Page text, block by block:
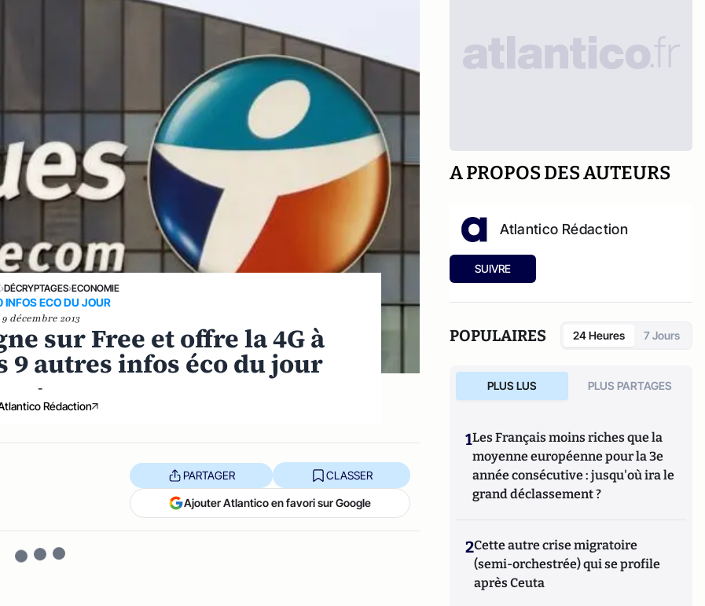
›DÉCRYPTAGES›ECONOMIE
INFOS ECO DU JOUR
9 décembre 2013
sur Free et offre la 4G à
9 autres infos éco du jour
-
Rédaction
PARTAGER CLASSER
Ajouter Atlantico en favori sur Google
A PROPOS DES AUTEURS
Atlantico Rédaction
SUIVRE
POPULAIRES 24 Heures 7 Jours
PLUS LUS PLUS PARTAGES
1Les Français moins riches que la
moyenne européenne pour la 3e
année consécutive : jusqu'où ira le
grand déclassement ?
2Cette autre crise migratoire
(semi-orchestrée) qui se profile
après Ceuta